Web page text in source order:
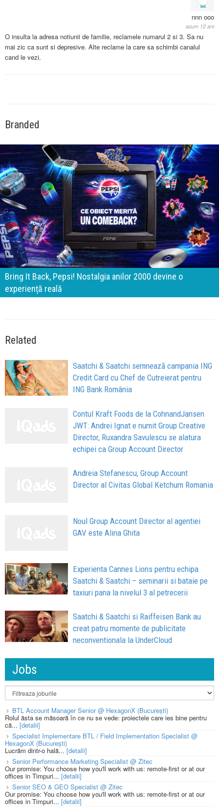
nnn ooo
acum 12 ani
O insulta la adresa notiunii de familie, reclamele numarul 2 si 3. Sa nu
mai zic ca sunt si depresive. Alte reclame la care sa schimbi canalul
cand le vezi.
Branded
Bring It Back, Pepsi! Nostalgia anilor 2000 devine o
experiență reală
Related
Saatchi & Saatchi semnează campania ING
Credit Card cu Chef de Cutreierat pentru
ING Bank România
Contul Kraft Foods de la CohnandJansen
JWT: Andrei Ignat e numit Group Creative
Director, Ruxandra Savulescu se alatura
echipei ca Group Account Director
Andreia Stefanescu, Group Account
Director al Civitas Global Ketchum Romania
Noul Group Account Director al agentiei
GAV este Alina Ghita
Experienta Cannes Lions pentru echipa
Saatchi & Saatchi – seminarii si bataie pe
taxiuri pana la nivelul 3 al petrecerii
Saatchi & Saatchi si Raiffeisen Bank au
creat patru momente de publicitate
neconventionala la UnderCloud
Jobs
BTL Account Manager Senior @ HexagonX (București)
Rolul ăsta se măsoară în ce nu se vede: proiectele care ies bine pentru
că... [detalii]
Specialist Implementare BTL / Field Implementation Specialist @
HexagonX (București)
Lucrăm dintr-o hală...[detalii]
Senior Performance Marketing Specialist @ Zitec
Our promise: You choose how you'll work with us: remote-first or at our
offices in Timpuri... [detalii]
Senior SEO & GEO Specialist @ Zitec
Our promise: You choose how you'll work with us: remote-first or at our
offices in Timpuri... [detalii]